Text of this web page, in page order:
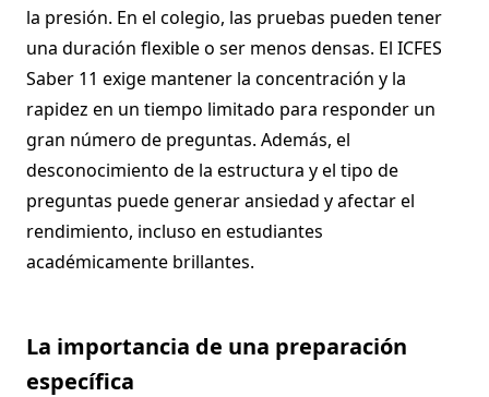
la presión. En el colegio, las pruebas pueden tener
una duración flexible o ser menos densas. El ICFES
Saber 11 exige mantener la concentración y la
rapidez en un tiempo limitado para responder un
gran número de preguntas. Además, el
desconocimiento de la estructura y el tipo de
preguntas puede generar ansiedad y afectar el
rendimiento, incluso en estudiantes
académicamente brillantes.
La importancia de una preparación
específica